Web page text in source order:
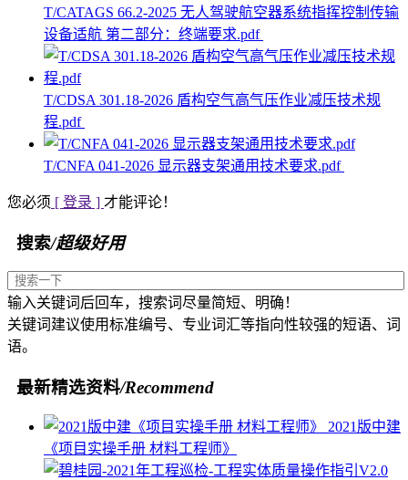
T/CATAGS 66.2-2025 无人驾驶航空器系统指挥控制传输
设备适航 第二部分：终端要求.pdf
T/CDSA 301.18-2026 盾构空气高气压作业减压技术规
程.pdf
T/CNFA 041-2026 显示器支架通用技术要求.pdf
您必须 [ 登录 ] 才能评论！
搜索/超级好用
输入关键词后回车，搜索词尽量简短、明确！
关键词建议使用标准编号、专业词汇等指向性较强的短语、词
语。
最新精选资料/Recommend
2021版中建
《项目实操手册 材料工程师》